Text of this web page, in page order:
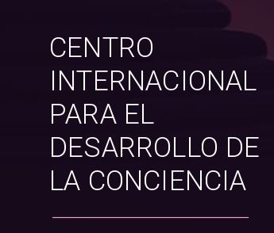
CENTRO
INTERNACIONAL
PARA EL
DESARROLLO DE
LA CONCIENCIA